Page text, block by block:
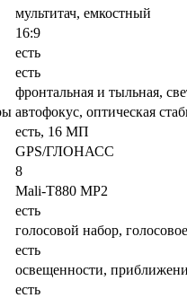
мультитач, емкостный
16:9
есть
есть
фронтальная и тыльная,
автофокус, оптическая
есть, 16 МП
GPS/ГЛОНАСС
8
Mali-T880 MP2
есть
голосовой набор,
есть
освещенности,
есть